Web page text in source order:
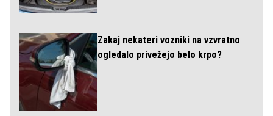
Zakaj nekateri vozniki na vzvratno
ogledalo privežejo belo krpo?